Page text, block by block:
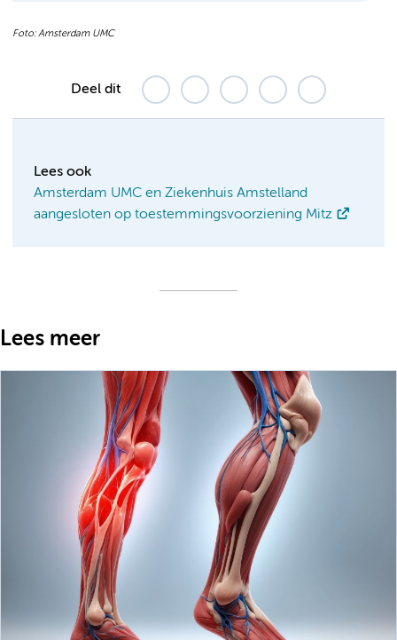
Foto: Amsterdam UMC
Deel dit
Lees ook
Amsterdam UMC en Ziekenhuis Amstelland
aangesloten op toestemmingsvoorziening Mitz
Lees meer